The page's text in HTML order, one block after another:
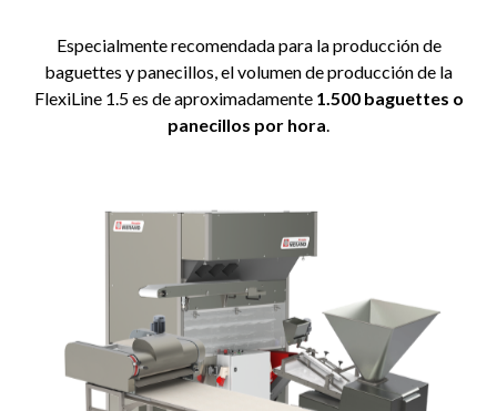
Especialmente recomendada para la producción de
baguettes y panecillos, el volumen de producción de la
FlexiLine 1.5 es de aproximadamente 1.500 baguettes o
panecillos por hora.